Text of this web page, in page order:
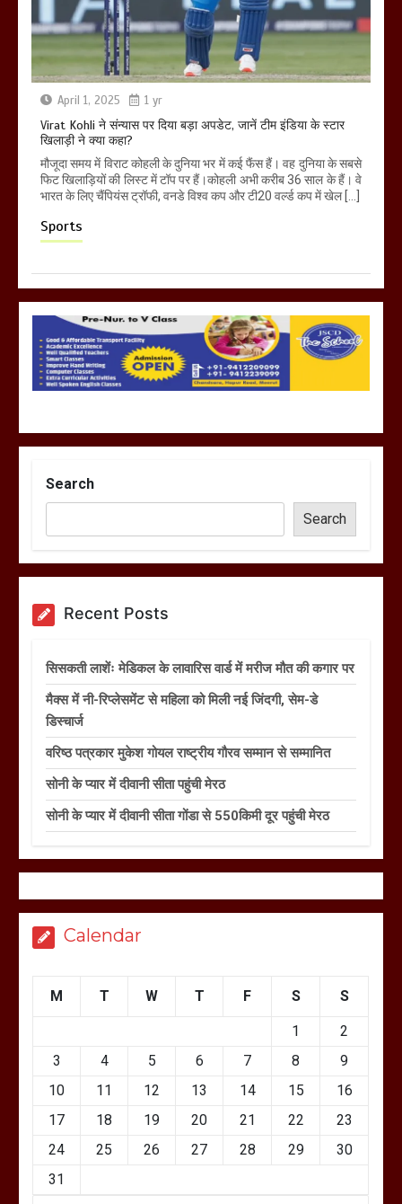
April 1, 2025 1 yr
Virat Kohli ने संन्यास पर दिया बड़ा अपडेट, जानें टीम इंडिया के स्टार
खिलाड़ी ने क्या कहा?
मौजूदा समय में विराट कोहली के दुनिया भर में कई फैंस हैं। वह दुनिया के सबसे
फिट खिलाड़ियों की लिस्ट में टॉप पर हैं।कोहली अभी करीब 36 साल के हैं। वे
भारत के लिए चैंपियंस ट्रॉफी, वनडे विश्व कप और टी20 वर्ल्ड कप में खेल […]
Sports
Search
Search
Recent Posts
सिसकती लाशेंः मेडिकल के लावारिस वार्ड में मरीज मौत की कगार पर
मैक्स में नी-रिप्लेसमेंट से महिला को मिली नई जिंदगी, सेम-डे
डिस्चार्ज
वरिष्ठ पत्रकार मुकेश गोयल राष्ट्रीय गौरव सम्मान से सम्मानित
सोनी के प्यार में दीवानी सीता पहुंची मेरठ
सोनी के प्यार में दीवानी सीता गोंडा से 550किमी दूर पहुंची मेरठ
Calendar
M T W T F S S
1
2
3
4 5 6 7 8
9
10
11 12 13 14 15
16
17
18 19 20 21 22
23
24
25 26 27 28 29
30
31